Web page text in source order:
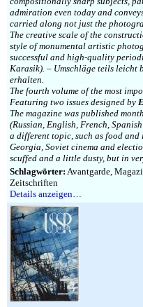
admiration even today and
carried along not just the
The creative scale of the
style of monumental artistic
successful and high-quality
Karasik). – Umschläge teils leicht
erhalten.
The fourth volume of the most
Featuring two issues designed by
The magazine was published
(Russian, English, French,
a different topic, such as food
Georgia, Soviet cinema and
scuffed and a little dusty, but in
Schlagwörter: Avantgarde,
Zeitschriften
Details anzeigen…